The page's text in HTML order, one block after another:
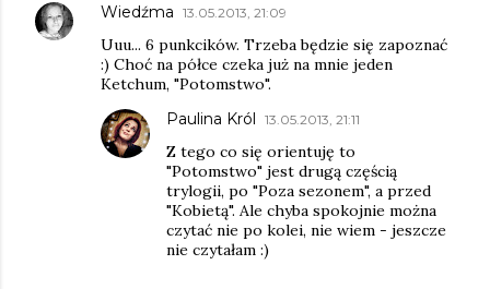
Wiedźma 13.05.2013, 21:09
Uuu... 6 punkcików. Trzeba będzie się zapoznać
:) Choć na półce czeka już na mnie jeden
Ketchum, "Potomstwo".
Paulina Król 13.05.2013, 21:11
Z tego co się orientuję to
"Potomstwo" jest drugą częścią
trylogii, po "Poza sezonem", a przed
"Kobietą". Ale chyba spokojnie można
czytać nie po kolei, nie wiem - jeszcze
nie czytałam :)